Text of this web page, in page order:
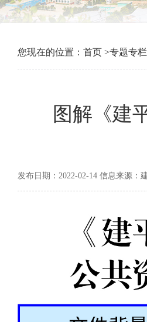
您现在的位置： 首页 >专题专栏
图解《建
发布日期：2022-02-14 信息来源：